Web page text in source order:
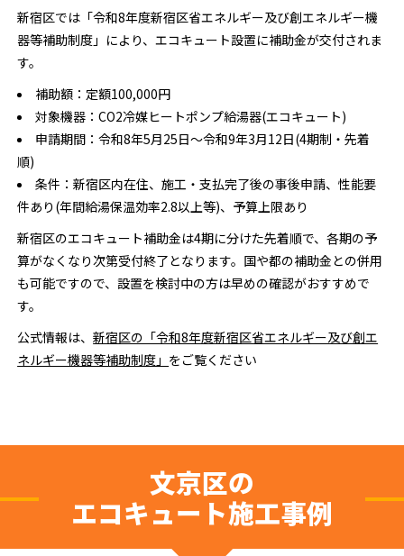
新宿区では「令和8年度新宿区省エネルギー及び創エネルギー機
器等補助制度」により、エコキュート設置に補助金が交付されま
す。
補助額：定額100,000円
対象機器：CO2冷媒ヒートポンプ給湯器(エコキュート)
申請期間：令和8年5月25日〜令和9年3月12日(4期制・先着
順)
条件：新宿区内在住、施工・支払完了後の事後申請、性能要
件あり(年間給湯保温効率2.8以上等)、予算上限あり
新宿区のエコキュート補助金は4期に分けた先着順で、各期の予
算がなくなり次第受付終了となります。国や都の補助金との併用
も可能ですので、設置を検討中の方は早めの確認がおすすめで
す。
公式情報は、新宿区の「令和8年度新宿区省エネルギー及び創エ
ネルギー機器等補助制度」 をご覧ください
文京区の
エコキュート施工事例